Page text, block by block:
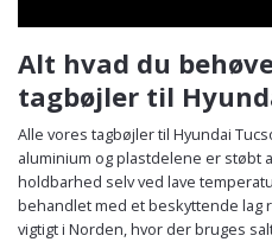
Alt hvad du
tagbøjler til
Alle vores tagbøjler til Hyundai
aluminium og plastdelene er støbt
holdbarhed selv ved lave
behandlet med et beskyttende
vigtigt i Norden, hvor der bruges